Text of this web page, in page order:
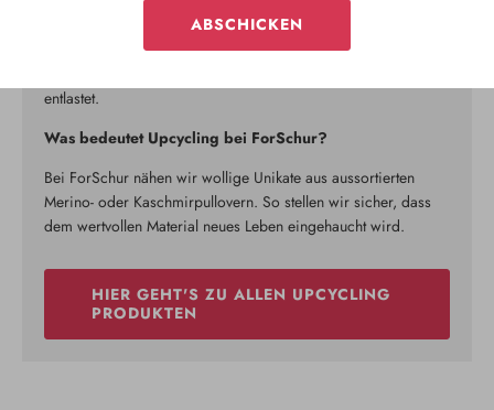
Kleidungsstücke umgewandelt, die einzigartig und von
höherer Qualität sind als das ursprüngliche Material. So
entlastet.
Was bedeutet Upcycling bei ForSchur?
Bei ForSchur nähen wir wollige Unikate aus aussortierten
Merino- oder Kaschmirpullovern. So stellen wir sicher, dass
dem wertvollen Material neues Leben eingehaucht wird.
HIER GEHT'S ZU ALLEN UPCYCLING
PRODUKTEN
ABSCHICKEN